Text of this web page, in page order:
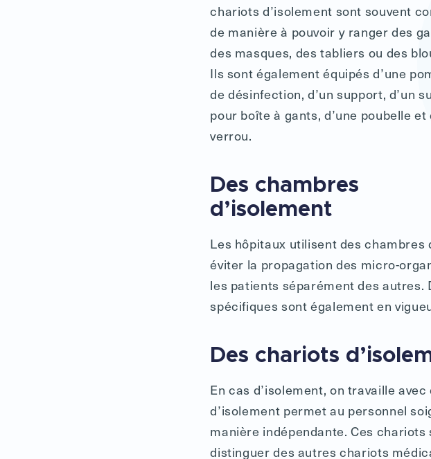
chariots d’isolement sont souvent
de manière à pouvoir y ranger des
des masques, des tabliers ou des
Ils sont également équipés d’une
de désinfection, d’un support, d’un
pour boîte à gants, d’une poubelle et
verrou.
Des chambres
d’isolement
Les hôpitaux utilisent des chambres
éviter la propagation des micro-
les patients séparément des
spécifiques sont également en
Des chariots
En cas d’isolement, on travaille
d’isolement permet au personnel
manière indépendante. Ces
distinguer des autres chariots